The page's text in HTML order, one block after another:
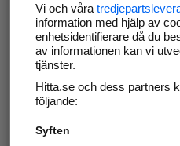
kunder i ditt närområde.
Uppdatera din
Svara på och hantera
Vi och våra
information med hjälp av
enhetsidentifierare då du
av informationen kan vi
tjänster.
Hitta.se och dess partners
följande:
Syften